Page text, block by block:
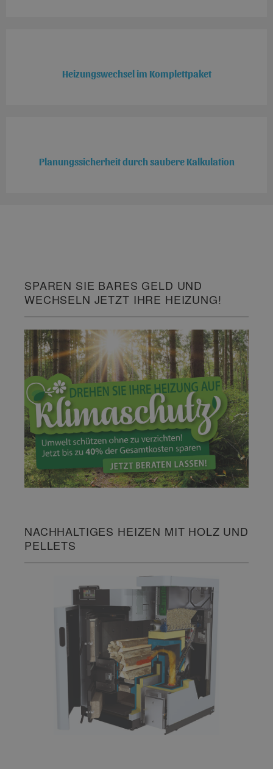
Heizungswechsel im Komplettpaket
Planungssicherheit durch saubere Kalkulation
SPAREN SIE BARES GELD UND
WECHSELN JETZT IHRE HEIZUNG!
NACHHALTIGES HEIZEN MIT HOLZ UND
PELLETS